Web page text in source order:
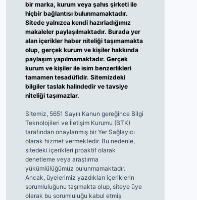
bir marka, kurum veya şahıs şirketi ile
hiçbir bağlantısı bulunmamaktadır.
Sitede yalnızca kendi hazırladığımız
makaleler paylaşılmaktadır. Burada yer
alan içerikler haber niteliği taşımamakta
olup, gerçek kurum ve kişiler hakkında
paylaşım yapılmamaktadır. Gerçek
kurum ve kişiler ile isim benzerlikleri
tamamen tesadüfidir. Sitemizdeki
bilgiler taslak halindedir ve tavsiye
niteliği taşımazlar.
Sitemiz, 5651 Sayılı Kanun gereğince Bilgi
Teknolojileri ve İletişim Kurumu (BTK)
tarafından onaylanmış bir Yer Sağlayıcı
olarak hizmet vermektedir. Bu nedenle,
sitedeki içerikleri proaktif olarak
denetleme veya araştırma
yükümlülüğümüz bulunmamaktadır.
Ancak, üyelerimiz yazdıkları içeriklerin
sorumluluğunu taşımakta olup, siteye üye
olarak bu sorumluluğu kabul etmiş